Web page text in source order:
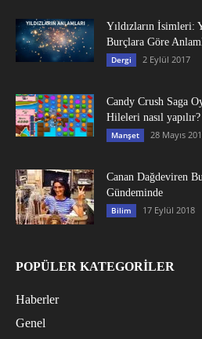
Yıldızların İsimleri:
Burçlara Göre
Dergi 2 Eylül 2017
Candy Crush Saga
Hileleri nasıl yapılır?
Manşet 28 Mayıs
Canan Dağdeviren
Gündeminde
Bilim 17 Eylül 2018
POPÜLER KATEGORİLER
Haberler
Genel